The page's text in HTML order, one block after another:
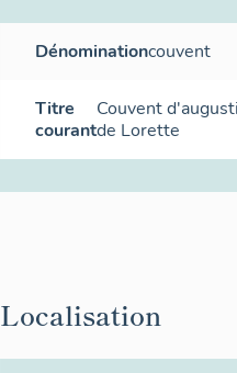
Dénominationcouvent
Titre
courant
Couvent
de Lorette
Localisation